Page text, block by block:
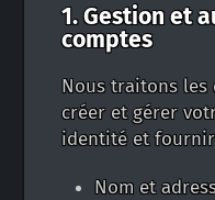
1. Gestion et
comptes
Nous traitons les
créer et gérer
identité et fournir
Nom et